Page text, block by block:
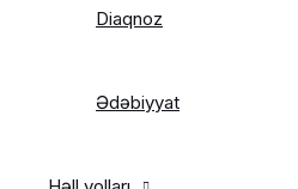
Diaqnoz
Ədəbiyyat